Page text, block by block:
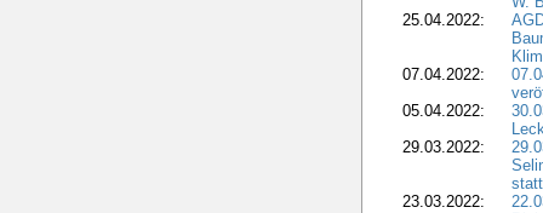
25.04.2022:
07.04.2022:
05.04.2022:
29.03.2022:
23.03.2022: